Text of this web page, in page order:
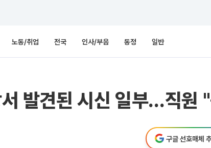
노동/취업 전국 인사/부음 동정 일반
발견된 시신 일부…직원
구글 선호매체